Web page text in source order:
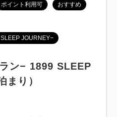
ポイント利用可 おすすめ
JOURNEY−
ン− 1899 SLEEP
まり）